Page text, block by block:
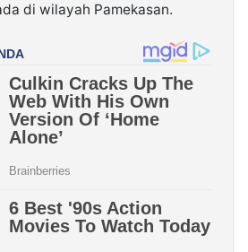
di wilayah Pamekasan.